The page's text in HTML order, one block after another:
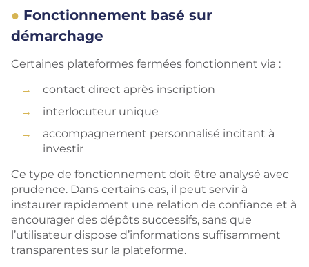
Fonctionnement basé sur
démarchage
Certaines plateformes fermées fonctionnent via :
contact direct après inscription
interlocuteur unique
accompagnement personnalisé incitant à
investir
Ce type de fonctionnement doit être analysé avec
prudence. Dans certains cas, il peut servir à
instaurer rapidement une relation de confiance et à
encourager des dépôts successifs, sans que
l’utilisateur dispose d’informations suffisamment
transparentes sur la plateforme.